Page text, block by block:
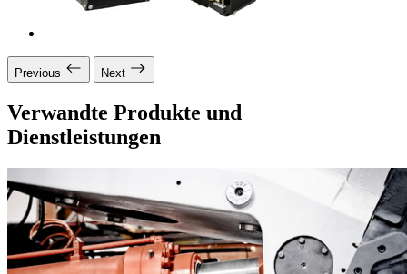
Previous Next
Verwandte Produkte und
Dienstleistungen